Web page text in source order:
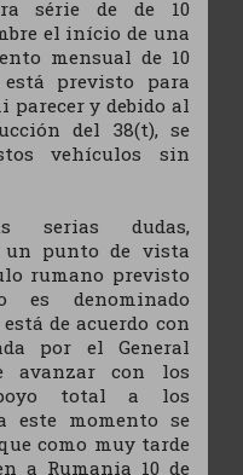
série de de 10
el início de una
mensual de 10
previsto para
parecer y debido al
del 38(t), se
vehículos sin
serias dudas,
un punto de vista
rumano previsto
es denominado
de acuerdo con
por el General
con los
total a los
este momento se
como muy tarde
a Rumania 10 de